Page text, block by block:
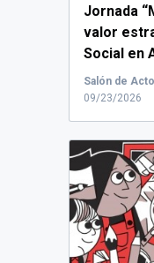
Jornada
valor
Social en
próximo 23
09/23/2026